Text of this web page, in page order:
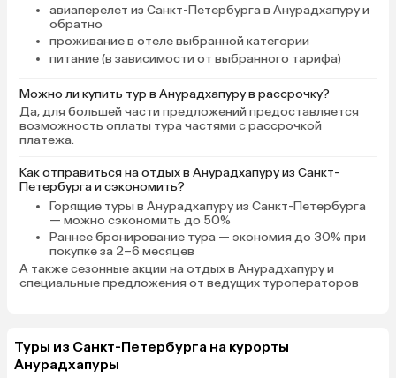
авиаперелет из Санкт-Петербурга в Анурадхапуру и
обратно
проживание в отеле выбранной категории
питание (в зависимости от выбранного тарифа)
Можно ли купить тур в Анурадхапуру в рассрочку?
Да, для большей части предложений предоставляется
возможность оплаты тура частями с рассрочкой
платежа.
Как отправиться на отдых в Анурадхапуру из Санкт-
Петербурга и сэкономить?
Горящие туры в Анурадхапуруиз Санкт-Петербурга
— можно сэкономить до 50%
Раннее бронирование тура — экономия до 30% при
покупке за 2–6 месяцев
А такжесезонные акции на отдых в Анурадхапуруи
специальные предложения от ведущих туроператоров
Туры из Санкт-Петербурга на курорты
Анурадхапуры